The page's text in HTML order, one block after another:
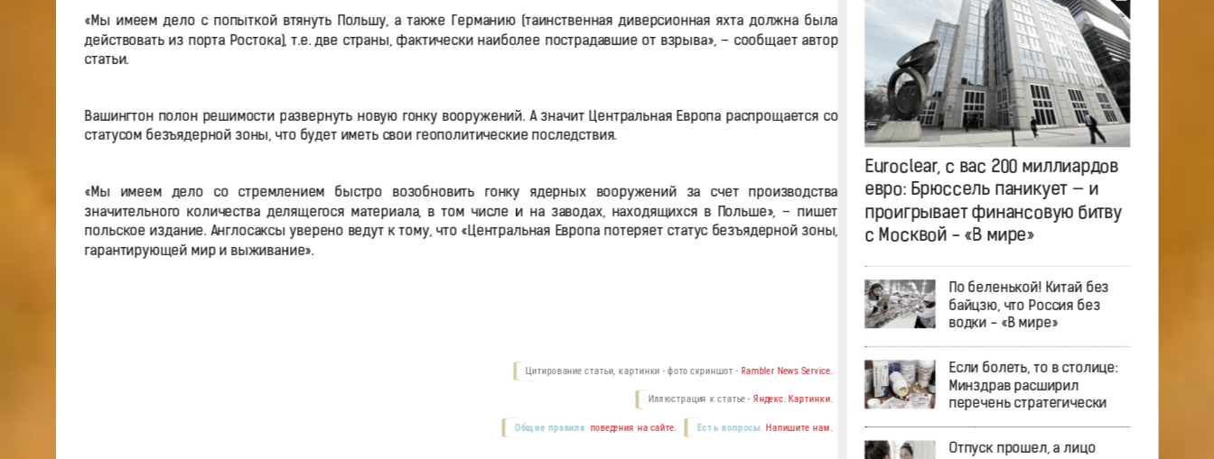
«Мы имеем дело с попыткой втянуть Польшу, а также Германию (таинственная диверсионная яхта должна была
действовать из порта Ростока), т.е. две страны, фактически наиболее пострадавшие от взрыва», – сообщает автор
статьи.
Вашингтон полон решимости развернуть новую гонку вооружений. А значит Центральная Европа распрощается со
статусом безъядерной зоны, что будет иметь свои геополитические последствия.
«Мы имеем дело со стремлением быстро возобновить гонку ядерных вооружений за счет производства
значительного количества делящегося материала, в том числе и на заводах, находящихся в Польше», – пишет
польское издание. Англосаксы уверено ведут к тому, что «Центральная Европа потеряет статус безъядерной зоны,
гарантирующей мир и выживание».
Цитирование статьи, картинки - фото скриншот - Rambler News Service.
Иллюстрация к статье - Яндекс. Картинки.
Есть вопросы. Напишите нам.
Общие правила поведения на сайте.
Euroclear, с вас 200 миллиардов
евро: Брюссель паникует — и
проигрывает финансовую битву
с Москвой - «В мире»
По беленькой! Китай без
байцзю, что Россия без
водки - «В мире»
Если болеть, то в столице:
Минздрав расширил
перечень стратегически
Отпуск прошел, а лицо